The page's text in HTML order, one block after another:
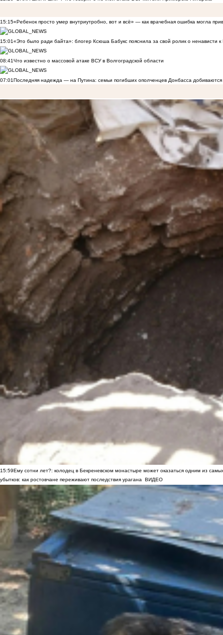
15:15«Ребенок просто умер внутриутробно, вот и всё» — как врачебная ошибка могла
15:01«Это было ради байта»: блогер Ксюша Бабукс пояснила за свой ролик о ненависти
08:41Что известно о массовой атаке ВСУ в Волгоградской области
07:01Последняя надежда — на Путина: семьи погибших ополченцев Донбасса добиваются
15:59Ему сотни лет?: колодец в Бекреневском монастыре может оказаться одним из
убытков: как ростовчане переживают последствия урагана
ВИДЕО